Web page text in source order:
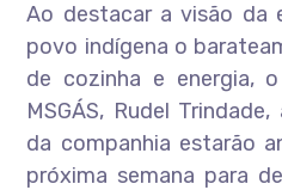
Ao destacar a visão da
povo indígena o
de cozinha e energia,
MSGÁS, Rudel
da companhia estarão
próxima semana para